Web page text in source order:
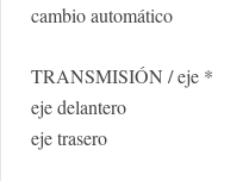
cambio automático
TRANSMISIÓN / eje *
eje delantero
eje trasero